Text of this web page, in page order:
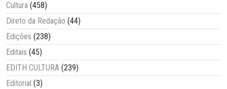
Cultura (458)
Direto da Redação (44)
Edições (238)
Editais (45)
EDITH CULTURA (239)
Editorial (3)